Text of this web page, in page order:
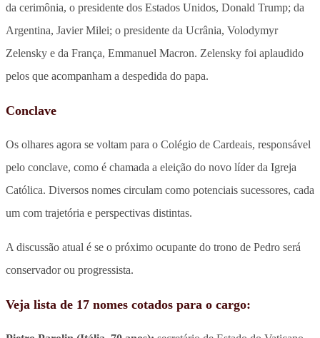
da cerimônia, o presidente dos Estados Unidos, Donald Trump; da
Argentina, Javier Milei; o presidente da Ucrânia, Volodymyr
Zelensky e da França, Emmanuel Macron. Zelensky foi aplaudido
pelos que acompanham a despedida do papa.
Conclave
Os olhares agora se voltam para o Colégio de Cardeais, responsável
pelo conclave, como é chamada a eleição do novo líder da Igreja
Católica. Diversos nomes circulam como potenciais sucessores, cada
um com trajetória e perspectivas distintas.
A discussão atual é se o próximo ocupante do trono de Pedro será
conservador ou progressista.
Veja lista de 17 nomes cotados para o cargo: